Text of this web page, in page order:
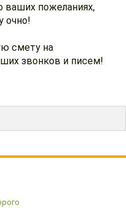
ваших пожеланиях,
очно!
смету на
звонков и писем!